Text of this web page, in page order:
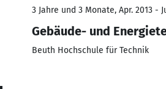
3 Jahre und 3 Monate, Apr. 2013 -
Gebäude- und
Beuth Hochschule für Technik